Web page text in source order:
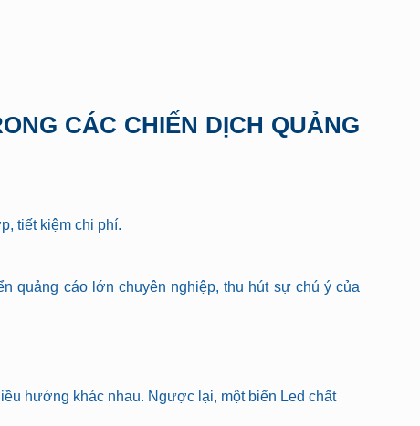
tiết kiệm chi phí.
quảng cáo lớn chuyên nghiệp, thu hút sự chú ý của
hướng khác nhau. Ngược lại, một biển Led chất